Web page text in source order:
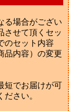
る場合がござい
させて頂くセッ
のセット内容
品内容）の変更
短でお届けが可
さい。